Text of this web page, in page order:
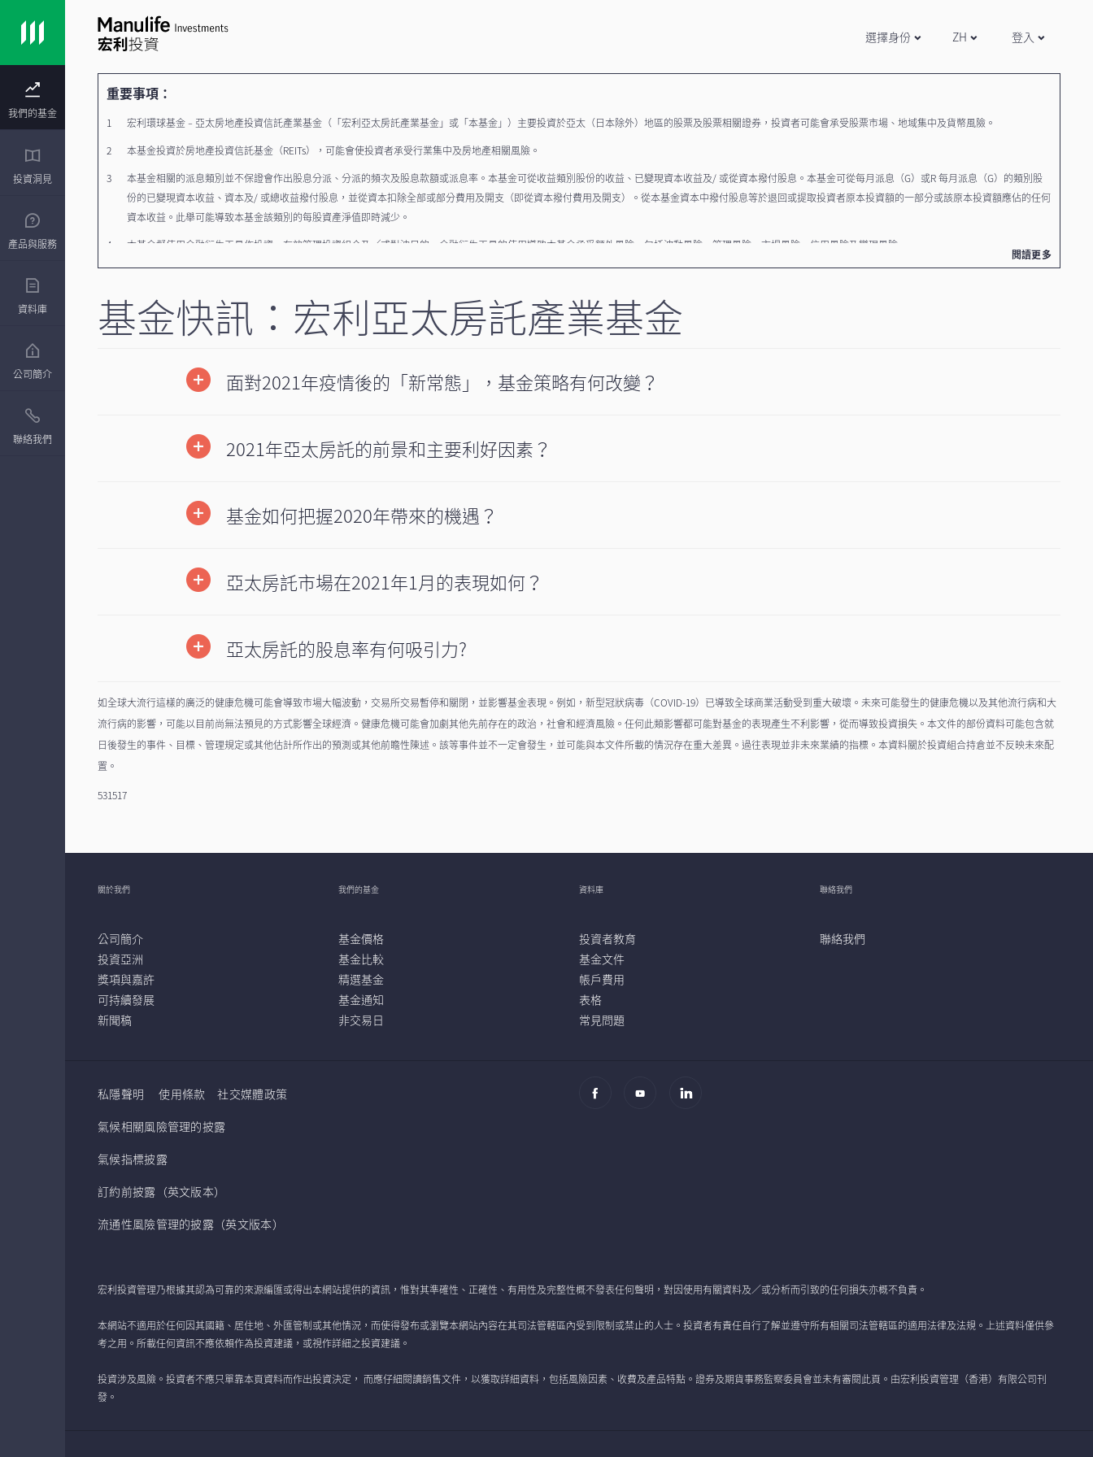
我們的基金
投資洞見
產品與服務
資料庫
公司簡介
聯絡我們
選擇身份 ZH 登入
重要事項：
宏利環球基金﹣亞太房地產投資信託產業基金（「宏利亞太房託產業基金」或「本基金」）主要投資於亞太（日本除外）地區的股票及股票相關證券，投資者可能會承受股票市場、地域集中及貨幣風險。
本基金投資於房地產投資信託基金（REITs），可能會使投資者承受行業集中及房地產相關風險。
本基金相關的派息類別並不保證會作出股息分派、分派的頻次及股息款額或派息率。本基金可從收益類別股份的收益、已變現資本收益及/ 或從資本撥付股息。本基金可從每月派息（G）或R 每月派息（G）的類別股
份的已變現資本收益、資本及/ 或總收益撥付股息，並從資本扣除全部或部分費用及開支（即從資本撥付費用及開支）。從本基金資本中撥付股息等於退回或提取投資者原本投資額的一部分或該原本投資額應佔的任何
資本收益。此舉可能導致本基金該類別的每股資產淨值即時減少。
本基金擬使用金融衍生工具作投資、有效管理投資組合及╱或對沖目的。金融衍生工具的使用導致本基金承受額外風險，包括波動風險、管理風險、市場風險、信用風險及變現風險。
投資涉及風險。本基金的投資者或須承受資本虧損。投資者不應只單靠本資料而作出投資決定，而應仔細閱讀銷售文件，以獲取詳細資料，包括本基金及其股份類別的風險因素、收費及產品特點。
人民幣目前並非可自由兌換的貨幣，以人民幣支付贖回款項及/ 或股息款項可能由於適用於人民幣的匯兌管制及限制而延遲。由於離岸人民幣（CNH）將用於人民幣計價類別的估價，因此CNH 匯率與在岸人民幣
（CNY）匯率相比可能存在溢價或折讓，買價或賣價之間並可能存在顯著差價，因此人民幣計價類別的價值將受波動影響。人民幣一旦貶值，有可能對投資者於基金的人民幣計價類別的投資的價值構成不利影響。
閱讀更多
基金快訊：宏利亞太房託產業基金
面對2021年疫情後的「新常態」，基金策略有何改變？
2021年亞太房託的前景和主要利好因素？
基金如何把握2020年帶來的機遇？
亞太房託市場在2021年1月的表現如何？
亞太房託的股息率有何吸引力?
如全球大流行這樣的廣泛的健康危機可能會導致市場大幅波動，交易所交易暫停和關閉，並影響基金表現。例如，新型冠狀病毒（COVID-19）已導致全球商業活動受到重大破壞。未來可能發生的健康危機以及其他流行病和大
流行病的影響，可能以目前尚無法預見的方式影響全球經濟。健康危機可能會加劇其他先前存在的政治，社會和經濟風險。任何此類影響都可能對基金的表現產生不利影響，從而導致投資損失。本文件的部份資料可能包含就
日後發生的事件、目標、管理規定或其他估計所作出的預測或其他前瞻性陳述。該等事件並不一定會發生，並可能與本文件所載的情況存在重大差異。過往表現並非未來業績的指標。本資料關於投資組合持倉並不反映未來配
置。
531517
關於我們
公司簡介
投資亞洲
獎項與嘉許
可持續發展
新聞稿
我們的基金
基金價格
基金比較
精選基金
基金通知
非交易日
資料庫
投資者教育
基金文件
帳戶費用
表格
常見問題
聯絡我們
聯絡我們
私隱聲明 使用條款
社交媒體政策
氣候相關風險管理的披露
氣候指標披露
訂約前披露（英文版本）
流通性風險管理的披露（英文版本）
宏利投資管理乃根據其認為可靠的來源編匯或得出本網站提供的資訊，惟對其準確性、正確性、有用性及完整性概不發表任何聲明，對因使用有關資料及／或分析而引致的任何損失亦概不負責。
本網站不適用於任何因其國籍、居住地、外匯管制或其他情況，而使得發布或瀏覽本網站內容在其司法管轄區內受到限制或禁止的人士。投資者有責任自行了解並遵守所有相關司法管轄區的適用法律及法規。上述資料僅供參
考之用。所載任何資訊不應依賴作為投資建議，或視作詳細之投資建議。
投資涉及風險。投資者不應只單靠本頁資料而作出投資決定， 而應仔細閱讀銷售文件，以獲取詳細資料，包括風險因素、收費及產品特點。證券及期貨事務監察委員會並未有審閱此頁。由宏利投資管理（香港）有限公司刊
發。